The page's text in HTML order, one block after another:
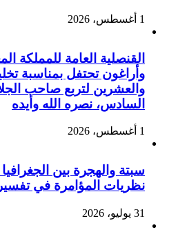
1 أغسطس، 2026
القنصلية العامة للمملكة
وأراغون تحتفل بمناسبة
والعشرين لتربع صاحب
السادس، نصره الله وأيده
1 أغسطس، 2026
سبتة والهجرة بين
نظريات المؤامرة في
31 يوليو، 2026